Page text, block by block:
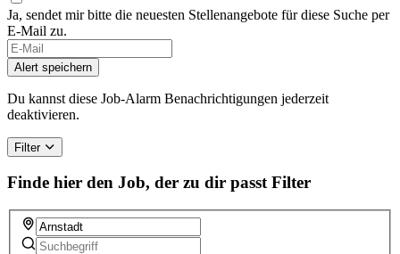
Ja, sendet mir bitte die neuesten Stellenangebote für diese Suche per
E-Mail zu.
If
you
are
a
human,
this
field
Alert speichern
Du kannst diese Job-Alarm Benachrichtigungen jederzeit
deaktivieren.
Filter
Finde hier den Job, der zu dir passt Filter